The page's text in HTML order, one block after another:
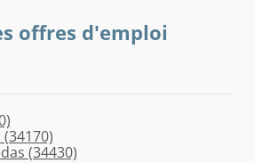
offres d'emploi
(34430)